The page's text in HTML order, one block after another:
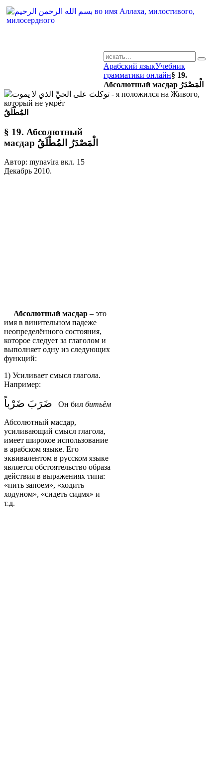
Арабский языкУчебник
грамматики онлайн§ 19.
Абсолютный масдар الْمَصْدَرُ
المُطْلَقُ
§ 19. Абсолютный
масдар الْمَصْدَرُ المُطْلَقُ
Автор: mynavira вкл. 15
Декабрь 2010.
Абсолютный масдар– это
имя в винительном падеже
неопределённого состояния,
которое следует за глаголом и
выполняет одну из следующих
функций:
1) Усиливает смысл глагола.
Например:
ضَرَبَ ضَرْباً Он бил битьём
Абсолютный масдар,
усиливающий смысл глагола,
имеет широкое использование
в арабском языке. Его
эквивалентом в русском языке
является обстоятельство образа
действия в выражениях типа:
«пить запоем», «ходить
ходуном», «сидеть сидмя» и
т.д.